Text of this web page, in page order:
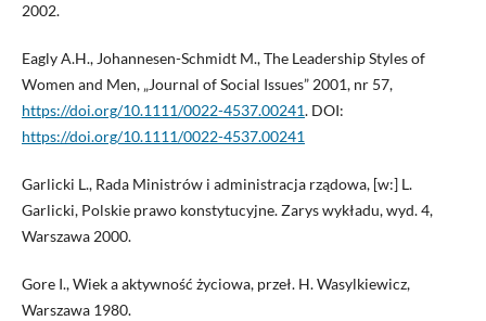
2002.
Eagly A.H., Johannesen-Schmidt M., The Leadership Styles of
Women and Men, „Journal of Social Issues” 2001, nr 57,
https://doi.org/10.1111/0022-4537.00241. DOI:
https://doi.org/10.1111/0022-4537.00241
Garlicki L., Rada Ministrów i administracja rządowa, [w:] L.
Garlicki, Polskie prawo konstytucyjne. Zarys wykładu, wyd. 4,
Warszawa 2000.
Gore I., Wiek a aktywność życiowa, przeł. H. Wasylkiewicz,
Warszawa 1980.